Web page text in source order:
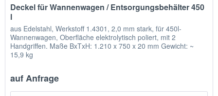
Deckel für Wannenwagen / Entsorgungsbehälter 450
l
aus Edelstahl, Werkstoff 1.4301, 2,0 mm stark, für 450l-
Wannenwagen, Oberfläche elektrolytisch poliert, mit 2
Handgriffen. Maße BxTxH: 1.210 x 750 x 20 mm Gewicht: ~
15,9 kg
auf Anfrage